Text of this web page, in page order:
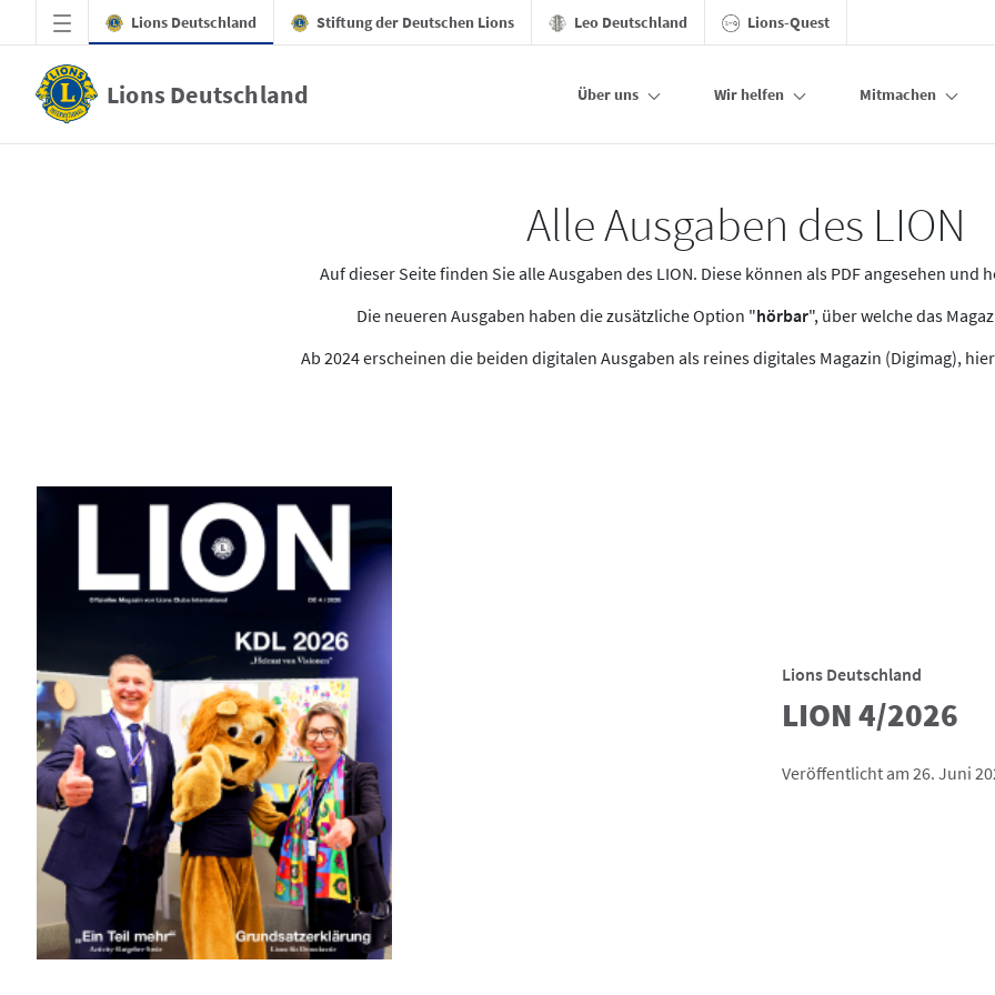
Zum Hauptinhalt springen
Lions Deutschland Stiftung der Deutschen Lions Leo Deutschland Lions-Quest
Lions Deutschland Über uns Wir helfen Mitmachen
Alle Ausgaben des LION
Auf dieser Seite finden Sie alle Ausgaben des LION. Diese können als PDF angesehen und
Die neueren Ausgaben haben die zusätzliche Option "hörbar", über welche das
Ab 2024 erscheinen die beiden digitalen Ausgaben als reines digitales Magazin (Digimag),
Lions Deutschland
LION 4/2026
Veröffentlicht am 26. Juni